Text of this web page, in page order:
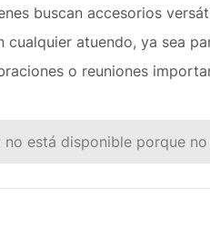
buscan accesorios
cualquier atuendo, ya sea
o reuniones
está disponible porque